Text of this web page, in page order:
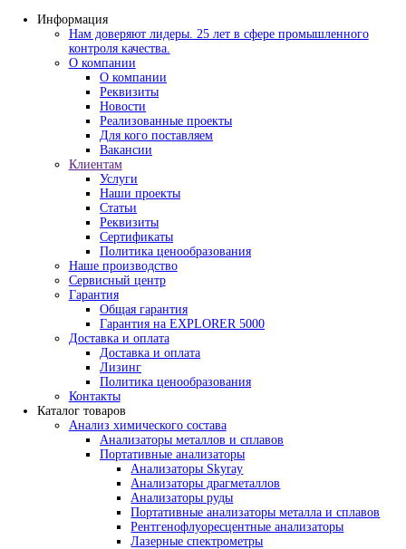
Информация
Нам доверяют лидеры. 25 лет в сфере
контроля качества.
О компании
О компании
Реквизиты
Новости
Реализованные проекты
Для кого поставляем
Вакансии
Клиентам
Услуги
Наши проекты
Статьи
Реквизиты
Сертификаты
Политика ценообразования
Наше производство
Сервисный центр
Гарантия
Общая гарантия
Гарантия на EXPLORER 5000
Доставка и оплата
Доставка и оплата
Лизинг
Политика ценообразования
Контакты
Каталог товаров
Анализ химического состава
Анализаторы металлов и сплавов
Портативные анализаторы
Анализаторы Skyray